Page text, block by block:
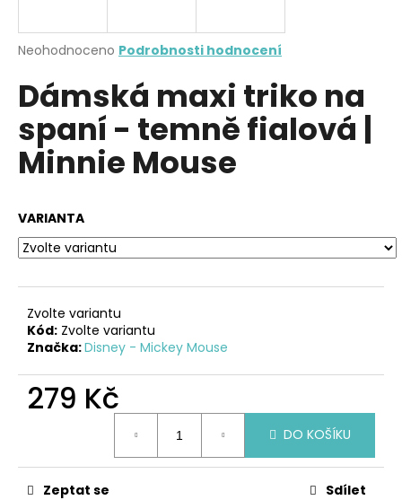
Průměrné
produktu
je
z
5
hvězdiček.
Neohodnoceno Podrobnosti hodnocení
Dámská maxi triko na
spaní - temně fialová |
Minnie Mouse
VARIANTA
Zvolte variantu
Kód: Zvolte variantu
Značka:Disney - Mickey Mouse
279 Kč
DO KOŠÍKU
Zeptat se Sdílet
j
t
?
D
o
p
o
u
e
m